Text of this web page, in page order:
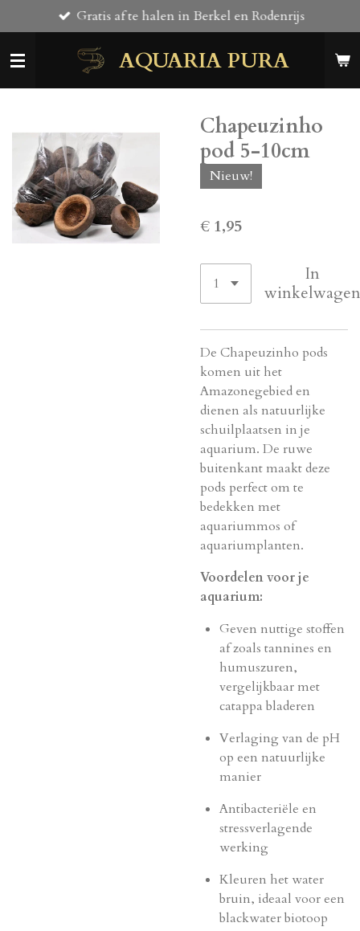
direct
naar
AQUARIA PURA
Gratis af te halen in Berkel en Rodenrijs
Chapeuzinho
pod 5-10cm
Nieuw!
€ 1,95
In
winkelwagen
De Chapeuzinho pods
komen uit het
Amazonegebied en
dienen als natuurlijke
schuilplaatsen in je
aquarium. De ruwe
buitenkant maakt deze
pods perfect om te
bedekken met
aquariummos of
aquariumplanten.
Voordelen voor je
aquarium:
Geven nuttige stoffen
af zoals tannines en
humuszuren,
vergelijkbaar met
catappa bladeren
Verlaging van de pH
op een natuurlijke
manier
Antibacteriële en
stressverlagende
werking
Kleuren het water
bruin, ideaal voor een
blackwater biotoop